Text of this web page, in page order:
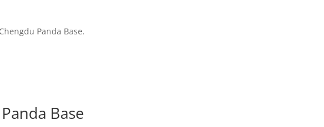
Panda Base.
Base